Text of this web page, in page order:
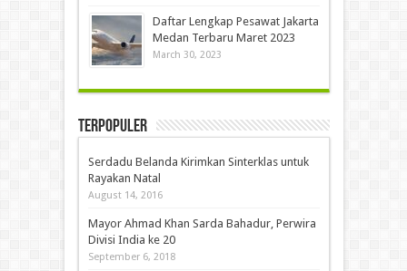
Daftar Lengkap Pesawat Jakarta
Medan Terbaru Maret 2023
March 30, 2023
Terpopuler
Serdadu Belanda Kirimkan Sinterklas untuk
Rayakan Natal
August 14, 2016
Mayor Ahmad Khan Sarda Bahadur, Perwira
Divisi India ke 20
September 6, 2018